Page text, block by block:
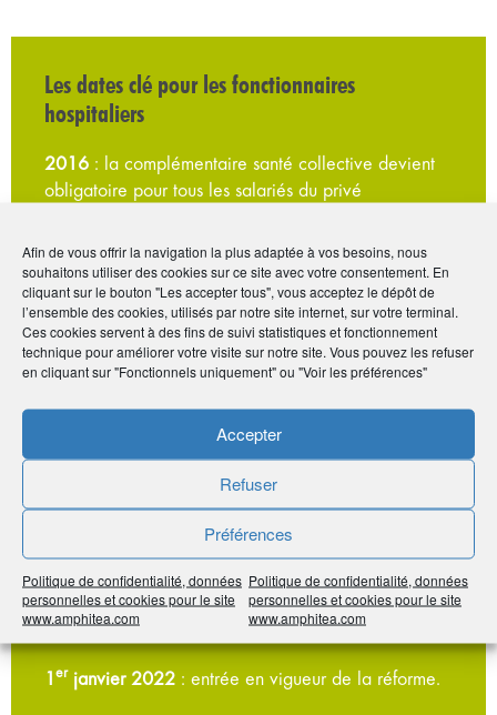
Afin de vous offrir la navigation la plus adaptée à vos besoins, nous
souhaitons utiliser des cookies sur ce site avec votre consentement. En
cliquant sur le bouton "Les accepter tous", vous acceptez le dépôt de
l’ensemble des cookies, utilisés par notre site internet, sur votre terminal.
Ces cookies servent à des fins de suivi statistiques et fonctionnement
technique pour améliorer votre visite sur notre site. Vous pouvez les refuser
en cliquant sur "Fonctionnels uniquement" ou "Voir les préférences"
Accepter
Refuser
Préférences
Politique de confidentialité, données
personnelles et cookies pour le site
www.amphitea.com
Politique de confidentialité, données
personnelles et cookies pour le site
www.amphitea.com
Les dates clé pour les fonctionnaires
hospitaliers
2016 : la complémentaire santé collective devient
obligatoire pour tous les salariés du privé
6 août 2019: la loi de transformation de la fonction
publique prévoit l’extension de la protection sociale
complémentaire à tous les agents de la fonction
publiques : fonction publique d’État, fonction
publique territoriale et fonction publique hospitalière.
tous les employeurs publics.
ouverture des négociations dans
la fonction publique hospitalière sous l’égide du
notamment la mise en place d’un groupe de travail
issu du Conseil supérieur de la fonction publique
hospitalière.
1 erjanvier 2022 : entrée en vigueur de la réforme.